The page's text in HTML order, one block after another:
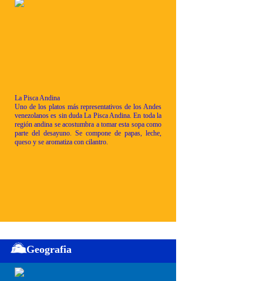
La Pisca Andina
Uno de los platos más representativos de los Andes
venezolanos es sin duda La Pisca Andina. En toda la
región andina se acostumbra a tomar esta sopa como
parte del desayuno. Se compone de papas, leche,
queso y se aromatiza con cilantro.
Geografia